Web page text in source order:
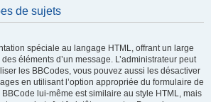
de sujets
spéciale au langage HTML, offrant un large
éléments d’un message. L’administrateur peut
les BBCodes, vous pouvez aussi les désactiver
en utilisant l’option appropriée du formulaire de
lui-même est similaire au style HTML, mais